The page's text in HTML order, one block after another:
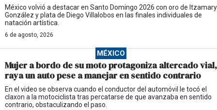
México volvió a destacar en Santo Domingo 2026 con oro de Itzamary
González y plata de Diego Villalobos en las finales individuales de
natación artística.
6 de agosto, 2026
MÉXICO
Mujer a bordo de su moto protagoniza altercado vial,
raya un auto pese a manejar en sentido contrario
En el video se observa cuando el conductor del automóvil le tocó el
claxon a la motociclista tras percatarse de que avanzaba en sentido
contrario, obstaculizando el paso.